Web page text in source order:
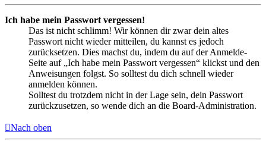
Ich habe mein Passwort vergessen!
Das ist nicht schlimm! Wir können dir zwar dein altes
Passwort nicht wieder mitteilen, du kannst es jedoch
zurücksetzen. Dies machst du, indem du auf der Anmelde-
Seite auf „Ich habe mein Passwort vergessen“ klickst und den
Anweisungen folgst. So solltest du dich schnell wieder
anmelden können.
Solltest du trotzdem nicht in der Lage sein, dein Passwort
zurückzusetzen, so wende dich an die Board-Administration.
Nach oben